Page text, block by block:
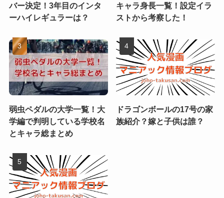
バー決定！3年目のインタ
ーハイレギュラーは？
キャラ身長一覧！設定イラ
ストから考察した！
弱虫ペダルの大学一覧！大
学編で判明している学校名
とキャラ総まとめ
ドラゴンボールの17号の家
族紹介？嫁と子供は誰？